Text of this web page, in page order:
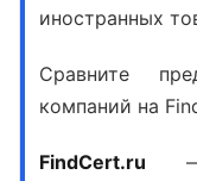
иностранных
Сравните
компаний на
FindCert.ru —